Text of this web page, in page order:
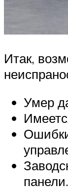
Итак,
Умер
панели.